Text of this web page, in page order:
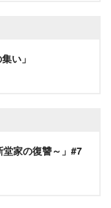
い」
家の復讐～」#7